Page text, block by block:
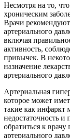
Несмотря на то, что
хроническим
Врачи
артериального
включая
активность,
привычек. В
назначение
артериального
Артериальная
которое может
такие как инфаркт
недостаточность
обратиться к
артериального